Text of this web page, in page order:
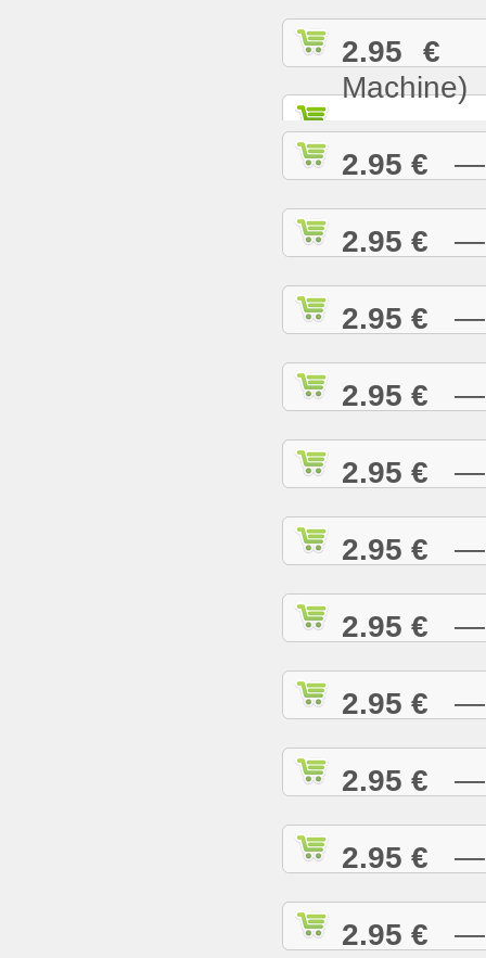
2.95 €
Machine)
2.95 € —
2.95 € —
2.95 € —
2.95 € —
2.95 € —
2.95 € —
2.95 € —
2.95 € —
2.95 € —
2.95 € —
2.95 € —